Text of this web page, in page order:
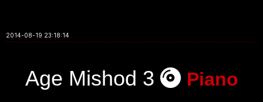
2014-08-19 23:18:14
Age Mishod 3 Piano